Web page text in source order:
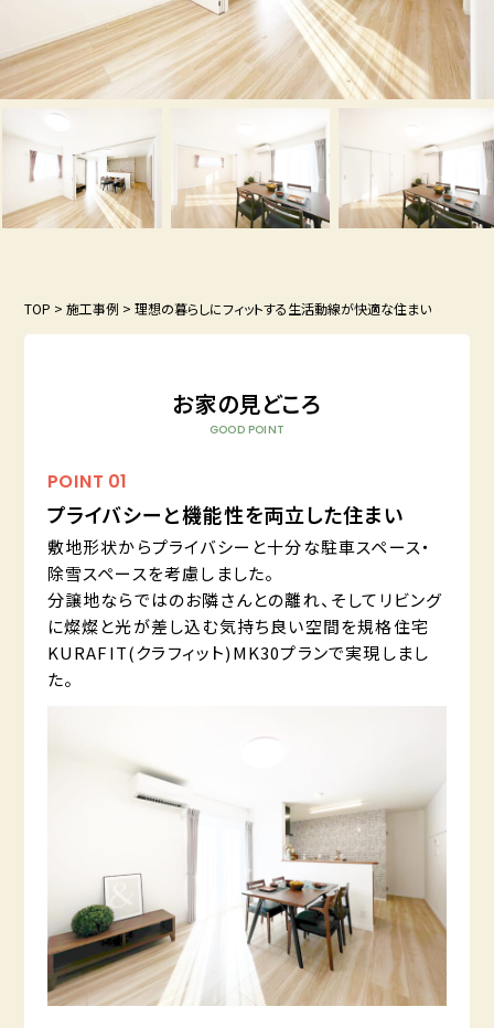
TOP >施工事例 >理想の暮らしにフィットする生活動線が快適な住まい
お家の見どころ
GOOD POINT
POINT 01
プライバシーと機能性を両立した住まい
敷地形状からプライバシーと十分な駐車スペース・
除雪スペースを考慮しました。
分譲地ならではのお隣さんとの離れ、そしてリビング
に燦燦と光が差し込む気持ち良い空間を規格住宅
KURAFIT(クラフィット)MK30プランで実現しまし
た。